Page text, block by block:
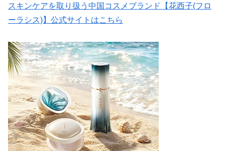
スキンケアを取り扱う中国コスメブランド【花西子(フロ
ーラシス)】公式サイトはこちら